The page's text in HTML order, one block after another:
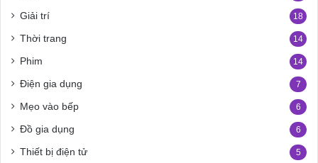
Giải trí 18
Thời trang 14
Phim 14
Điện gia dụng 7
Mẹo vào bếp 6
Đồ gia dụng 6
Thiết bị điện tử 5